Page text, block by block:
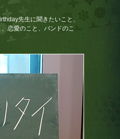
先生に聞きたいこと、
恋愛のこと、バンドのこ